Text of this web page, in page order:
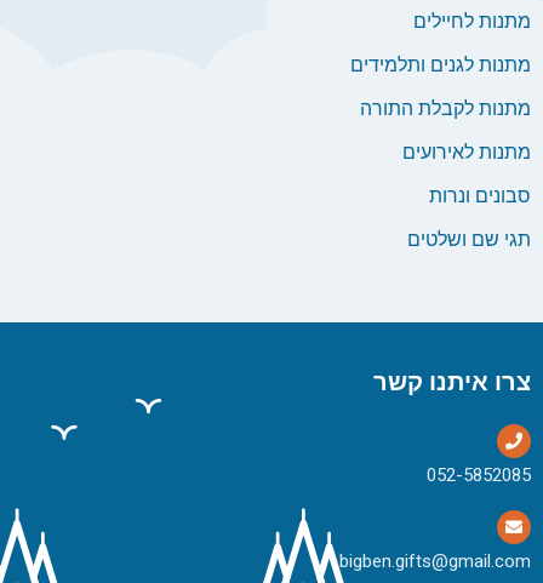
מתנות לחיילים
מתנות לגנים ותלמידים
מתנות לקבלת התורה
מתנות לאירועים
סבונים ונרות
תגי שם ושלטים
צרו איתנו קשר
bigben.gifts@gmail.com